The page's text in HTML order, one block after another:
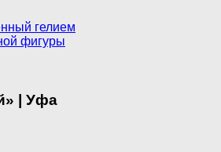
гелием
фигуры
| Уфа